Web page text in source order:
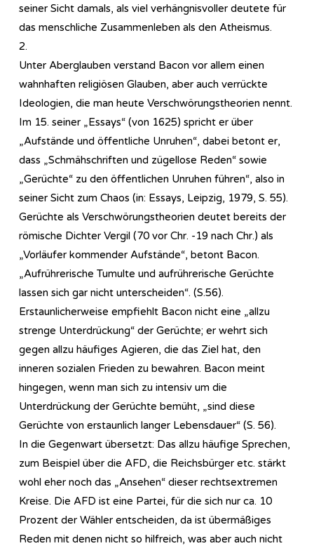
seiner Sicht damals, als viel verhängnisvoller deutete für
das menschliche Zusammenleben als den Atheismus.
2.
Unter Aberglauben verstand Bacon vor allem einen
wahnhaften religiösen Glauben, aber auch verrückte
Ideologien, die man heute Verschwörungstheorien nennt.
Im 15. seiner „Essays“ (von 1625) spricht er über
„Aufstände und öffentliche Unruhen“, dabei betont er,
dass „Schmähschriften und zügellose Reden“ sowie
„Gerüchte“ zu den öffentlichen Unruhen führen“, also in
seiner Sicht zum Chaos (in: Essays, Leipzig, 1979, S. 55).
Gerüchte als Verschwörungstheorien deutet bereits der
römische Dichter Vergil (70 vor Chr. -19 nach Chr.) als
„Vorläufer kommender Aufstände“, betont Bacon.
„Aufrührerische Tumulte und aufrührerische Gerüchte
lassen sich gar nicht unterscheiden“. (S.56).
Erstaunlicherweise empfiehlt Bacon nicht eine „allzu
strenge Unterdrückung“ der Gerüchte; er wehrt sich
gegen allzu häufiges Agieren, die das Ziel hat, den
inneren sozialen Frieden zu bewahren. Bacon meint
hingegen, wenn man sich zu intensiv um die
Unterdrückung der Gerüchte bemüht, „sind diese
Gerüchte von erstaunlich langer Lebensdauer“ (S. 56).
In die Gegenwart übersetzt: Das allzu häufige Sprechen,
zum Beispiel über die AFD, die Reichsbürger etc. stärkt
wohl eher noch das „Ansehen“ dieser rechtsextremen
Kreise. Die AFD ist eine Partei, für die sich nur ca. 10
Prozent der Wähler entscheiden, da ist übermäßiges
Reden mit denen nicht so hilfreich, was aber auch nicht